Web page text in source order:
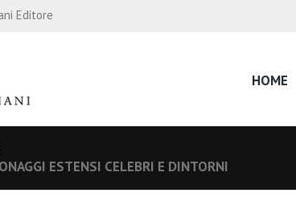
Editore
HOME
ESTENSI CELEBRI E DINTORNI